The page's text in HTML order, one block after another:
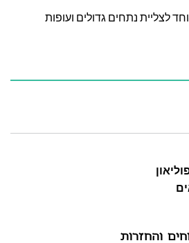
לצליית נתחים גדולים ועופות
והחזרות